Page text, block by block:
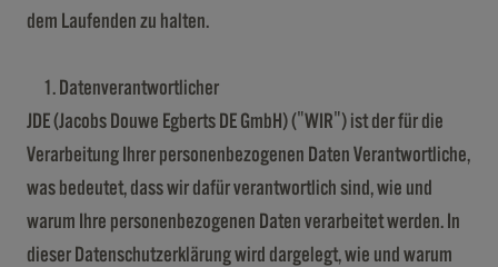
dem Laufenden zu halten.
Datenverantwortlicher
JDE (Jacobs Douwe Egberts DE GmbH) ("WIR") ist der für die
Verarbeitung Ihrer personenbezogenen Daten Verantwortliche,
was bedeutet, dass wir dafür verantwortlich sind, wie und
warum Ihre personenbezogenen Daten verarbeitet werden. In
dieser Datenschutzerklärung wird dargelegt, wie und warum